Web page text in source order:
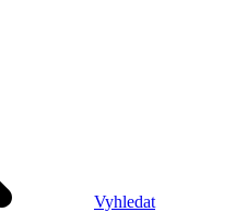
Vyhledat